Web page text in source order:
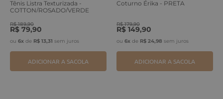
Tênis Listra Texturizada -
COTTON/ROSADO/VERDE
R$ 189,90
R$ 79,90
ou 6x de R$ 13,31 sem juros
ADICIONAR A SACOLA
Coturno Érika - PRETA
R$ 179,90
R$ 149,90
ou 6x de R$ 24,98 sem juros
ADICIONAR A SACOLA